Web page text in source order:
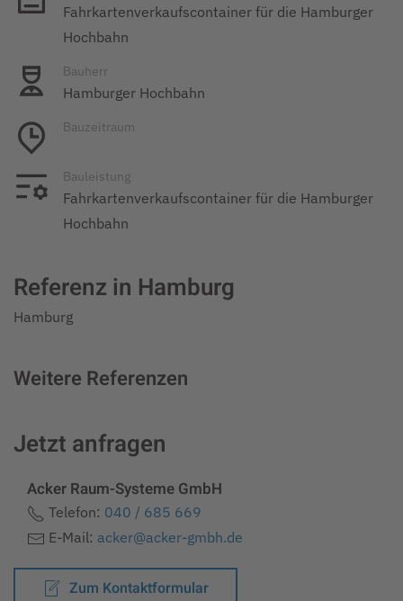
Fahrkartenverkaufscontainer für die Hamburger
Hochbahn
Bauherr
Hamburger Hochbahn
Bauzeitraum
Bauleistung
Fahrkartenverkaufscontainer für die Hamburger
Hochbahn
Referenz in Hamburg
Hamburg
Weitere Referenzen
Jetzt anfragen
Acker Raum-Systeme GmbH
Telefon: 040 / 685 669
E-Mail: acker@acker-gmbh.de
Zum Kontaktformular